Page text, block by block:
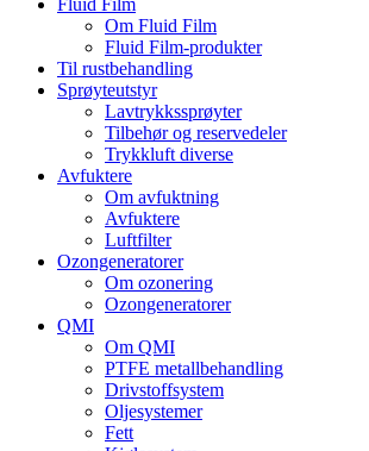
Fluid Film
Om Fluid Film
Fluid Film-produkter
Til rustbehandling
Sprøyteutstyr
Lavtrykkssprøyter
Tilbehør og reservedeler
Trykkluft diverse
Avfuktere
Om avfuktning
Avfuktere
Luftfilter
Ozongeneratorer
Om ozonering
Ozongeneratorer
QMI
Om QMI
PTFE metallbehandling
Drivstoffsystem
Oljesystemer
Fett